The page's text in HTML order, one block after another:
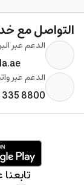
التواصل مع
الدعم عبر
الدعم عبر
335 8800